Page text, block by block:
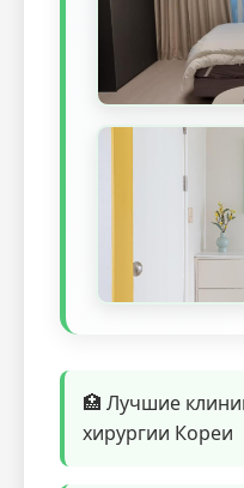
🏥 Лучшие
хирургии Кореи